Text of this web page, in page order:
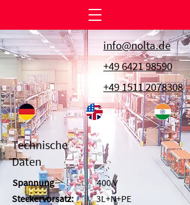
info@nolta.de
+49 6421 98590
+49 1511 2078308
Technische
Daten
Spannung
Steckervorsatz:
400 V
3L+N+PE